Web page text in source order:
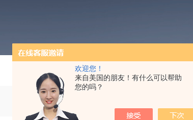
欢迎您！
来自美国的朋友！有什么可以帮助
您的吗？
当前位置：